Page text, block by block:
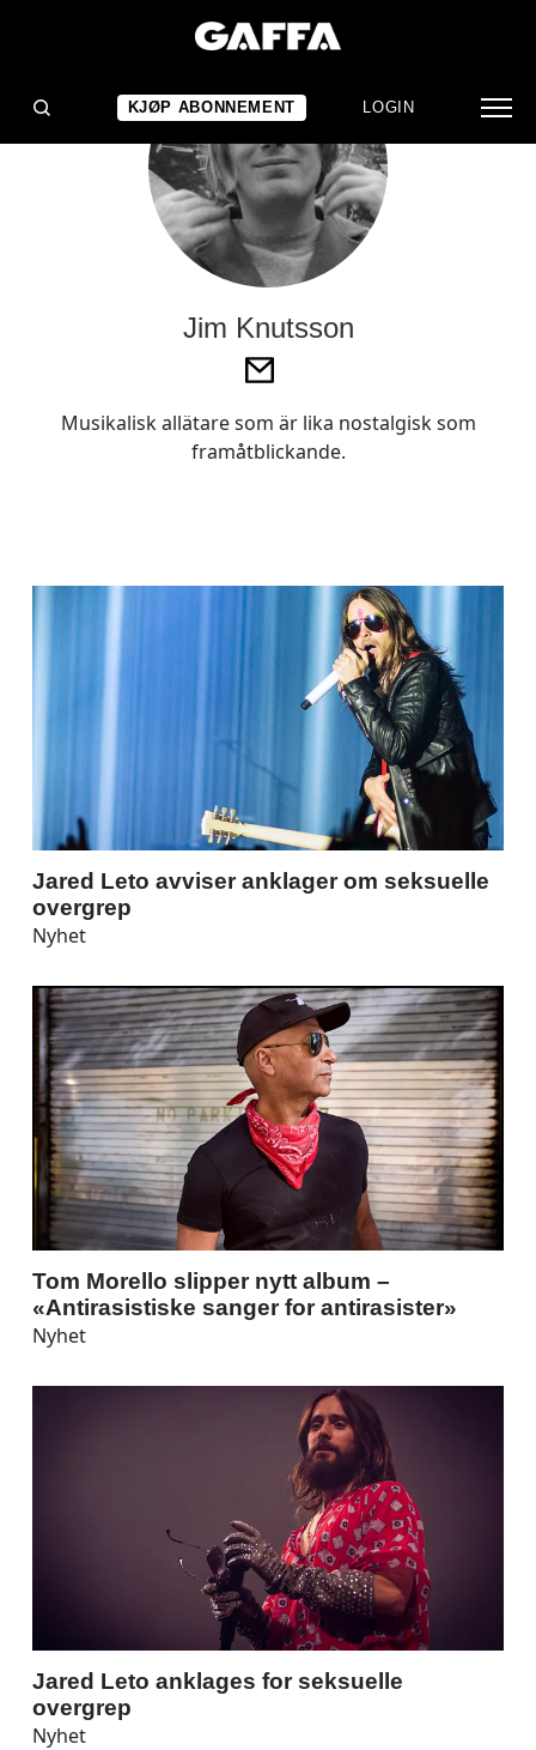
KJØP ABONNEMENT LOGIN
Jim Knutsson
Musikalisk allätare som är lika nostalgisk som
framåtblickande.
Jared Leto avviser anklager om seksuelle
overgrep
Nyhet
Tom Morello slipper nytt album –
«Antirasistiske sanger for antirasister»
Nyhet
Jared Leto anklages for seksuelle
overgrep
Nyhet